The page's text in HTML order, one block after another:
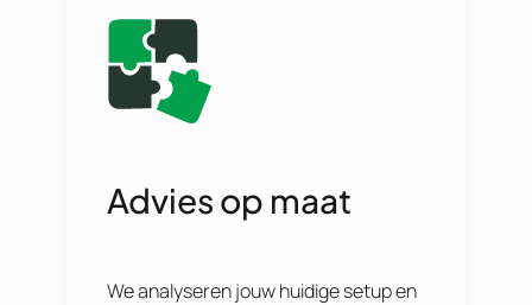
Advies op maat
We analyseren jouw huidige setup en